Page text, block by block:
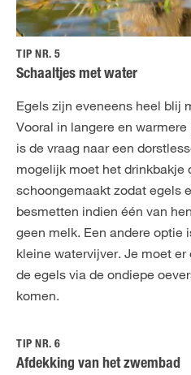
TIP NR. 5
Schaaltjes met water
Egels zijn eveneens heel blij
Vooral in langere en
is de vraag naar een
mogelijk moet het drinkbakje
schoongemaakt zodat egels
besmetten indien één van
geen melk. Een andere optie
kleine watervijver. Je moet
de egels via de ondiepe
komen.
TIP NR. 6
Afdekking van het zwembad